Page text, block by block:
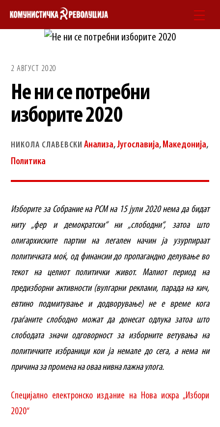
Skip
2 АВГУСТ 2020
Не ни се потребни
изборите 2020
НИКОЛА СЛАВЕВСКИ Анализа,Југославија,Македонија,
Политика
Изборите за Собрание на РСМ на 15 јули 2020 нема да бидат
ниту „фер и демократски“ ни „слободни“, затоа што
олигархиските партии на легален начин ја узурпираат
политичката моќ, од финансии до пропагандно делување во
текот на целиот политички живот. Малиот период на
предизборни активности (вулгарни реклами, парада на кич,
евтино подмитување и додворување) не е време кога
граѓаните слободно можат да донесат одлука затоа што
слободата значи одговорност за изборните ветувања на
политичките избраници кои ја немале до сега, а нема ни
причина за промена на оваа нивна лажна улога.
Специјално електронско издание на Нова искра „Избори
2020“